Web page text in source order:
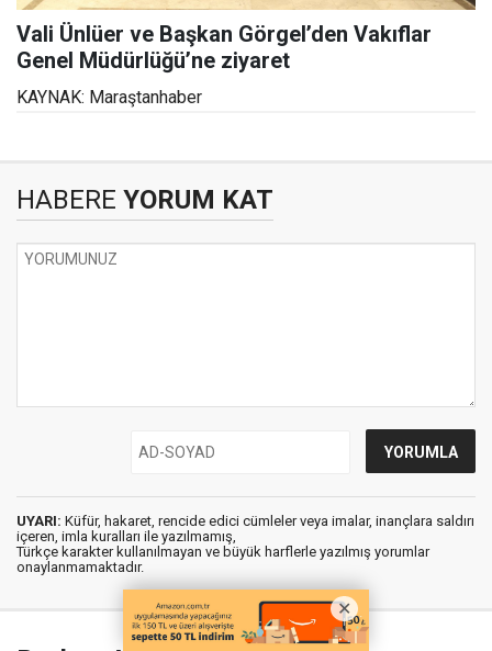
Vali Ünlüer ve Başkan Görgel’den Vakıflar
Genel Müdürlüğü’ne ziyaret
KAYNAK: Maraştanhaber
HABERE YORUM KAT
UYARI: Küfür, hakaret, rencide edici cümleler veya imalar, inançlara saldırı
içeren, imla kuralları ile yazılmamış,
Türkçe karakter kullanılmayan ve büyük harflerle yazılmış yorumlar
onaylanmamaktadır.